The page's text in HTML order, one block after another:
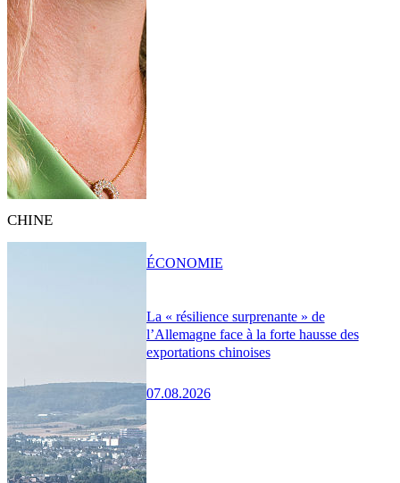
CHINE
La « résilience surprenante » de
l’Allemagne face à la forte hausse des
exportations chinoises
07.08.2026
ÉCONOMIE